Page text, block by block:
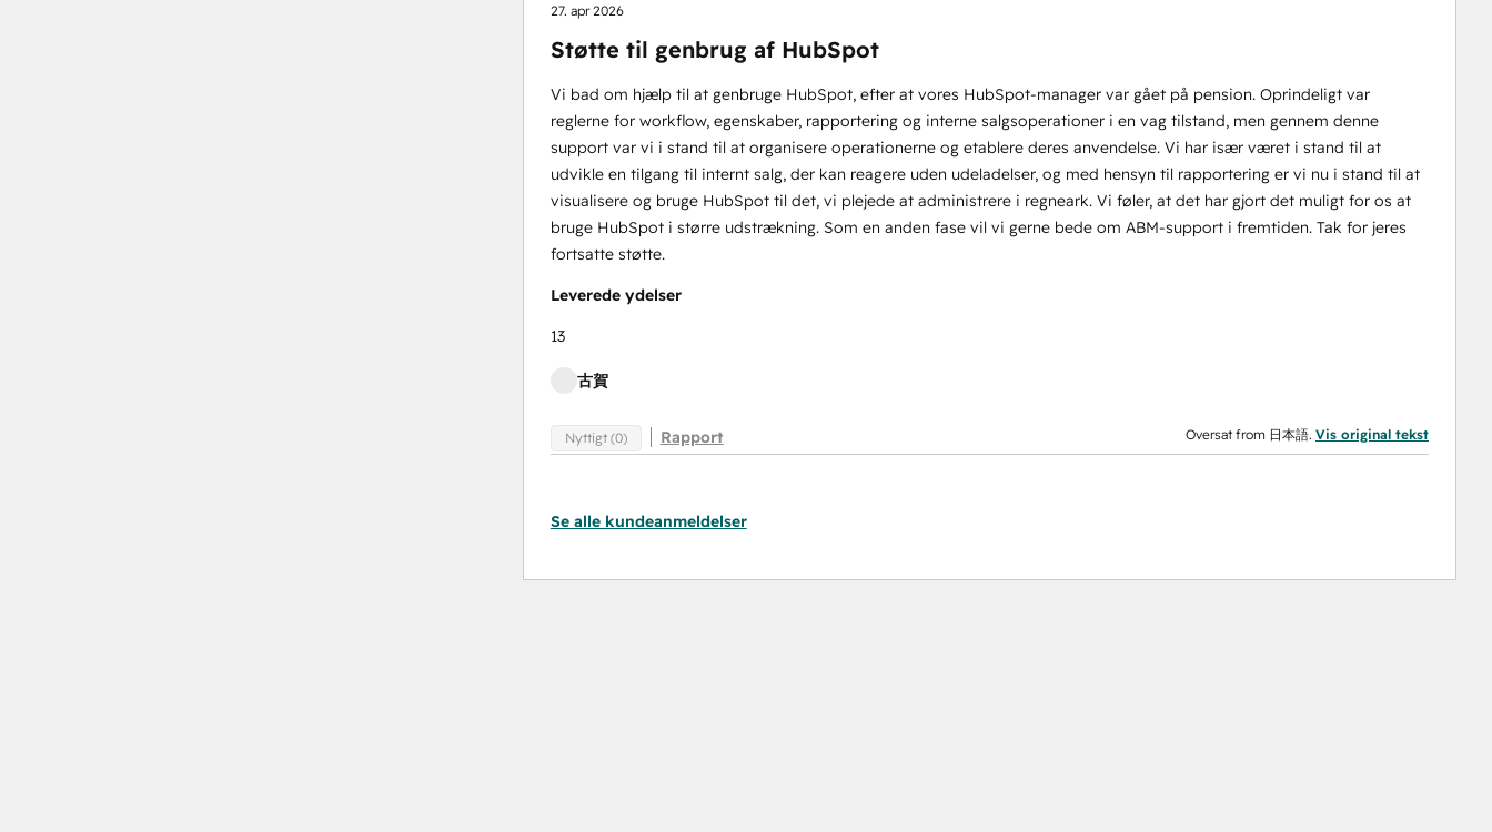
27. apr 2026
Støtte til genbrug af HubSpot
Vi bad om hjælp til at genbruge HubSpot, efter at vores HubSpot-manager var gået på pension. Oprindeligt var
reglerne for workflow, egenskaber, rapportering og interne salgsoperationer i en vag tilstand, men gennem denne
support var vi i stand til at organisere operationerne og etablere deres anvendelse. Vi har især været i stand til at
udvikle en tilgang til internt salg, der kan reagere uden udeladelser, og med hensyn til rapportering er vi nu i stand til at
visualisere og bruge HubSpot til det, vi plejede at administrere i regneark. Vi føler, at det har gjort det muligt for os at
bruge HubSpot i større udstrækning. Som en anden fase vil vi gerne bede om ABM-support i fremtiden. Tak for jeres
fortsatte støtte.
Leverede ydelser
13
古賀
Nyttigt (0) Rapport Oversat from 日本語. Vis original tekst
Se alle kundeanmeldelser